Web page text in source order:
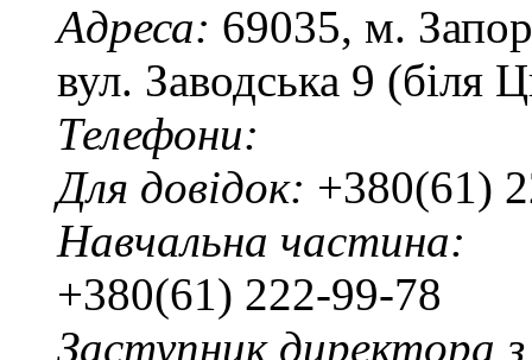
Адреса: 69035, м.
вул. Заводська 9 (біля
Телефони:
Для довідок: +380(61)
Навчальна частина:
+380(61) 222-99-78
Заступник директора